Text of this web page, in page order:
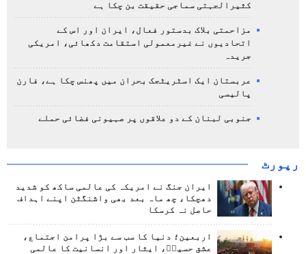
کثیرالجہتی سماجی حقیقت بن چکا ہے
مزاحمتی بلاک بدستور فعال، ایران اور اس کے
اتحادیوں نے غیرمعمولی استقامت دکھائی، امریکی
جریدہ
عربستان ایک اسٹریٹجک بحران میں پھنس چکا ہے، فارن
پالیسی
جنوبی لبنان کے دو علاقوں پر صہیونی فضائی حملے
رپورٹ
ایران جنگ نے امریکہ کی عالمی ساکھ کو شدید
دھچکا، چھ ماہ بعد بھی واشنگٹن اپنے اہداف
حاصل نہ کرسکا
اربعین؛ دنیا کا سب سے بڑا پرامن اجتماع،
عشق حسینؑ، ایثار اور انسانیت کا عالمی